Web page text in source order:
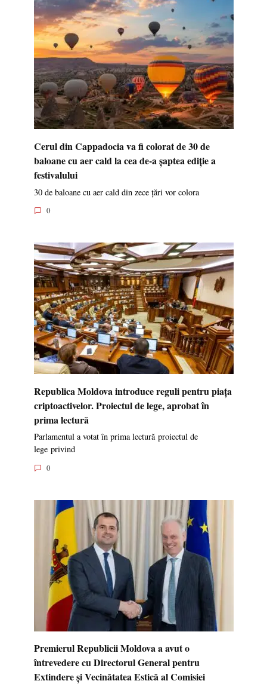
Cerul din Cappadocia va fi colorat de 30 de
baloane cu aer cald la cea de-a șaptea ediție a
festivalului
30 de baloane cu aer cald din zece țări vor colora
0
Republica Moldova introduce reguli pentru piața
criptoactivelor. Proiectul de lege, aprobat în
prima lectură
Parlamentul a votat în prima lectură proiectul de
lege privind
0
Premierul Republicii Moldova a avut o
întrevedere cu Directorul General pentru
Extindere și Vecinătatea Estică al Comisiei